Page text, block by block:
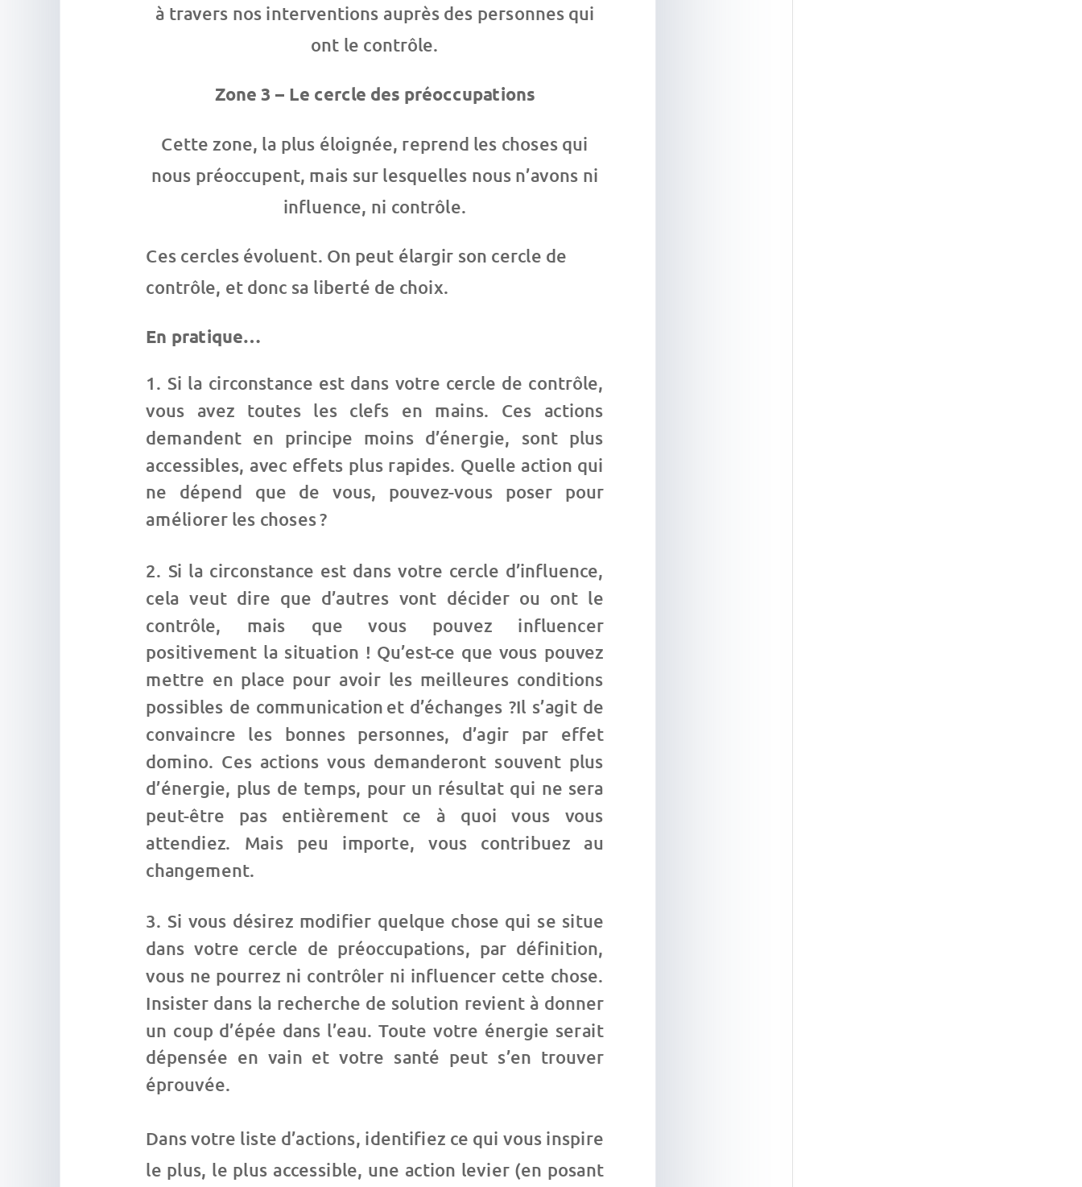
à travers nos interventions auprès des personnes qui
ont le contrôle.
Zone 3 – Le cercle des préoccupations
Cette zone, la plus éloignée, reprend les choses qui
nous préoccupent, mais sur lesquelles nous n’avons ni
influence, ni contrôle.
Ces cercles évoluent. On peut élargir son cercle de
contrôle, et donc sa liberté de choix.
En pratique…
Si la circonstance est dans votre cercle de contrôle,
vous avez toutes les clefs en mains. Ces actions
demandent en principe moins d’énergie, sont plus
accessibles, avec effets plus rapides. Quelle action qui
ne dépend que de vous, pouvez-vous poser pour
améliorer les choses ?
Si la circonstance est dans votre cercle d’influence,
cela veut dire que d’autres vont décider ou ont le
contrôle, mais que vous pouvez influencer
positivement la situation ! Qu’est-ce que vous pouvez
mettre en place pour avoir les meilleures conditions
possibles de communication et d’échanges ?Il s’agit de
convaincre les bonnes personnes, d’agir par effet
domino. Ces actions vous demanderont souvent plus
d’énergie, plus de temps, pour un résultat qui ne sera
peut-être pas entièrement ce à quoi vous vous
attendiez. Mais peu importe, vous contribuez au
changement.
Si vous désirez modifier quelque chose qui se situe
dans votre cercle de préoccupations, par définition,
vous ne pourrez ni contrôler ni influencer cette chose.
Insister dans la recherche de solution revient à donner
un coup d’épée dans l’eau. Toute votre énergie serait
dépensée en vain et votre santé peut s’en trouver
éprouvée.
Dans votre liste d’actions, identifiez ce qui vous inspire
le plus, le plus accessible, une action levier (en posant